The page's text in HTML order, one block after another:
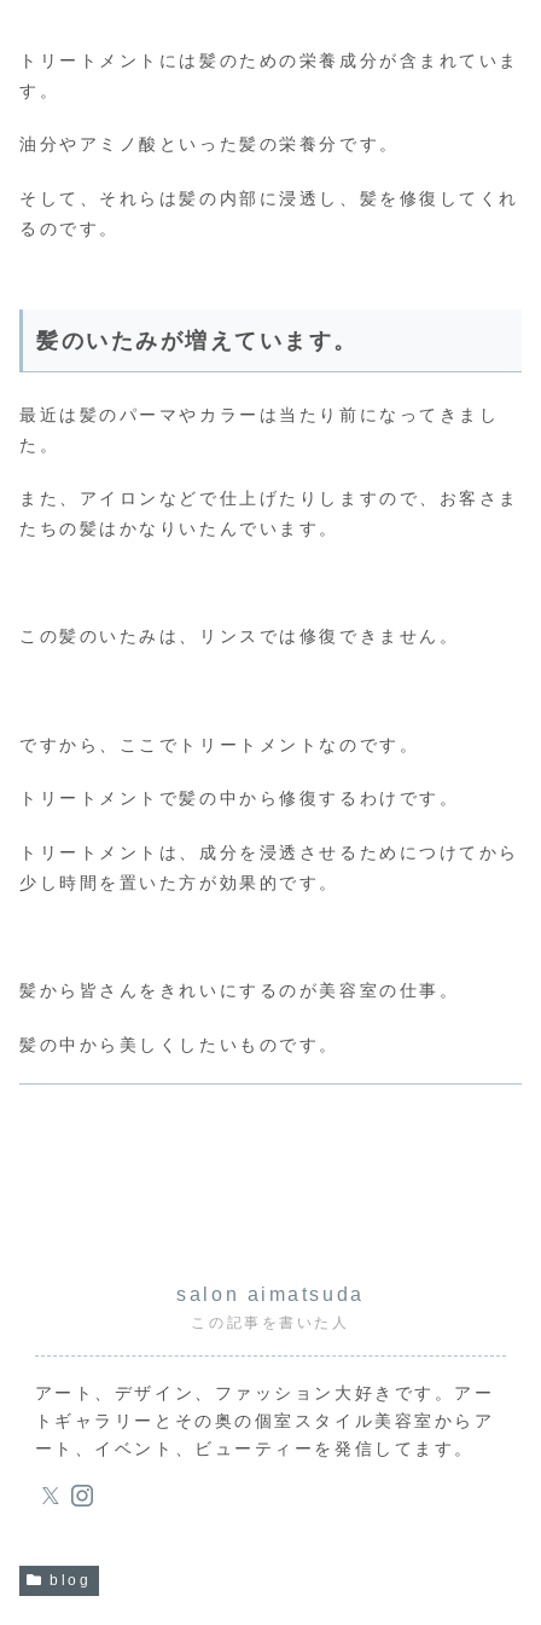
トリートメントには髪のための栄養成分が含まれていま
す。
油分やアミノ酸といった髪の栄養分です。
そして、それらは髪の内部に浸透し、髪を修復してくれ
るのです。
髪のいたみが増えています。
最近は髪のパーマやカラーは当たり前になってきまし
た。
また、アイロンなどで仕上げたりしますので、お客さま
たちの髪はかなりいたんでいます。
この髪のいたみは、リンスでは修復できません。
ですから、ここでトリートメントなのです。
トリートメントで髪の中から修復するわけです。
トリートメントは、成分を浸透させるためにつけてから
少し時間を置いた方が効果的です。
髪から皆さんをきれいにするのが美容室の仕事。
髪の中から美しくしたいものです。
salon aimatsuda
この記事を書いた人
アート、デザイン、ファッション大好きです。アー
トギャラリーとその奥の個室スタイル美容室からア
ート、イベント、ビューティーを発信してます。
blog